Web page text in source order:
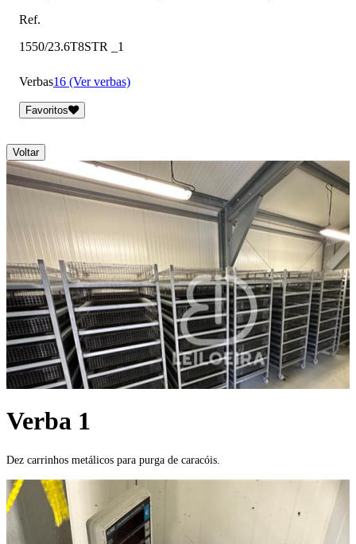
Ref.
1550/23.6T8STR _1
Verbas16 (Ver verbas)
Favoritos
Voltar
Verba 1
Dez carrinhos metálicos para purga de caracóis.